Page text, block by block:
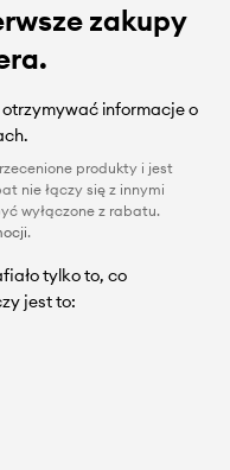
zakupy
otrzymywać informacje o
produkty i jest
nie łączy się z innymi
wyłączone z rabatu.
.
tylko to, co
jest to: